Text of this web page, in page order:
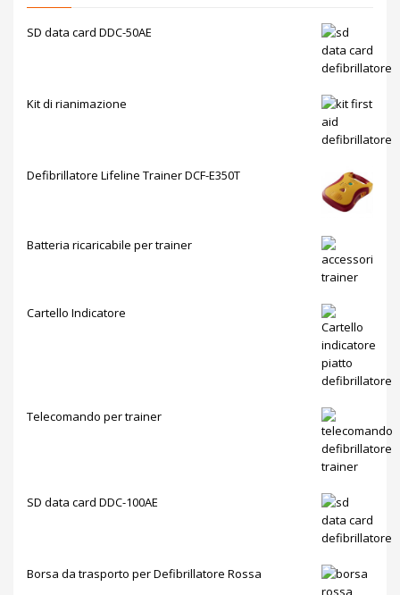
SD data card DDC-50AE
Kit di rianimazione
Defibrillatore Lifeline Trainer DCF-E350T
Batteria ricaricabile per trainer
Cartello Indicatore
Telecomando per trainer
SD data card DDC-100AE
Borsa da trasporto per Defibrillatore Rossa